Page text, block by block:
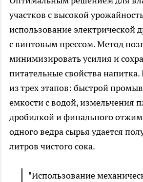
участков с высокой
использование электрической
с винтовым прессом. Метод
минимизировать усилия и
питательные свойства напитка.
из трех этапов: быстрой
емкости с водой, измельчения
дробилкой и финального
одного ведра сырья удается
литров чистого сока.
"Использование